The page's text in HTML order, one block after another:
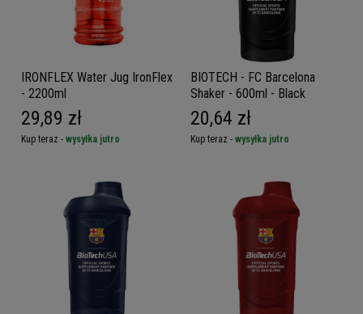
IRONFLEX Water Jug IronFlex
- 2200ml
29,89 zł
Kup teraz - wysyłka jutro
BIOTECH - FC Barcelona
Shaker - 600ml - Black
20,64 zł
Kup teraz - wysyłka jutro